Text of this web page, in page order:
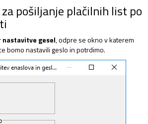
pošiljanje plačilnih list po
nastavitve gesel, odpre se okno v katerem
bomo nastavili geslo in potrdimo.